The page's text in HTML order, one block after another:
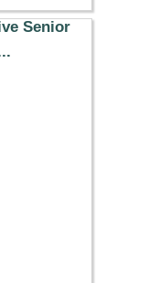
Senior